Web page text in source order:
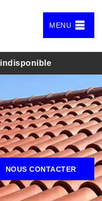
MENU
indisponible
NOUS CONTACTER